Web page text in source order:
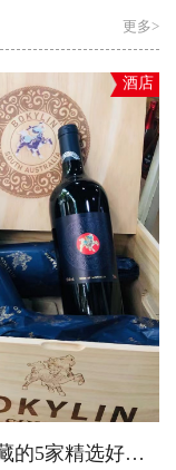
持旺盛。..
更多>
酒店
佛山靠谱红酒门店口碑，本地人私藏的5家精选好店推荐